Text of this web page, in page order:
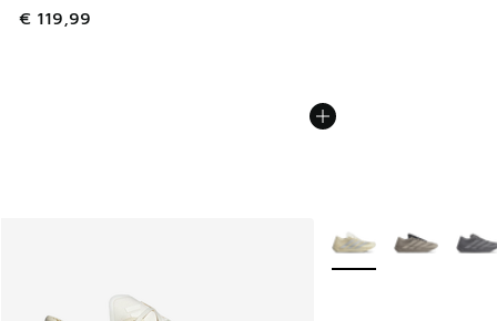
€ 119,99
Meer kleuren